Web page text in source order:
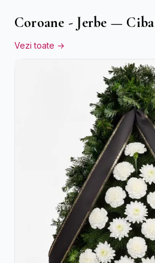
Coroane - Jerbe — Ciba
Vezi toate →